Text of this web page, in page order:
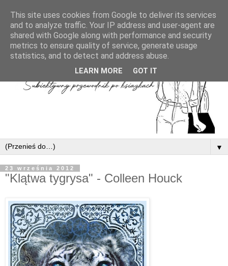
▼
23 września 2012
"Klątwa tygrysa" - Colleen Houck
This site uses cookies from Google to deliver its services
and to analyze traffic. Your IP address and user-agent are
shared with Google along with performance and security
metrics to ensure quality of service, generate usage
statistics, and to detect and address abuse.
LEARN MORE GOT IT